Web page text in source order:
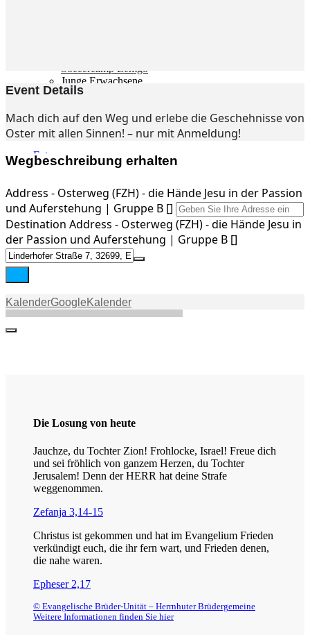
Soccercamp Lemgo
Junge Erwachsene
MBG Hameln
Fotos
Stream
Event Details
Mach dich auf den Weg und erlebe die Geschehnisse von
Oster mit allen Sinnen! – nur mit Anmeldung!
Wegbeschreibung erhalten
Address - Osterweg (FZH) - die Hände Jesu in der Passion
und Auferstehung | Gruppe B []
Destination Address - Osterweg (FZH) - die Hände Jesu in
der Passion und Auferstehung | Gruppe B []
KalenderGoogleKalender
Die Losung von heute
Jauchze, du Tochter Zion! Frohlocke, Israel! Freue dich
und sei fröhlich von ganzem Herzen, du Tochter
Jerusalem! Denn der HERR hat deine Strafe
weggenommen.
Zefanja 3,14-15
Christus ist gekommen und hat im Evangelium Frieden
verkündigt euch, die ihr fern wart, und Frieden denen,
die nahe waren.
Epheser 2,17
© Evangelische Brüder-Unität – Herrnhuter Brüdergemeine
Weitere Informationen finden Sie hier